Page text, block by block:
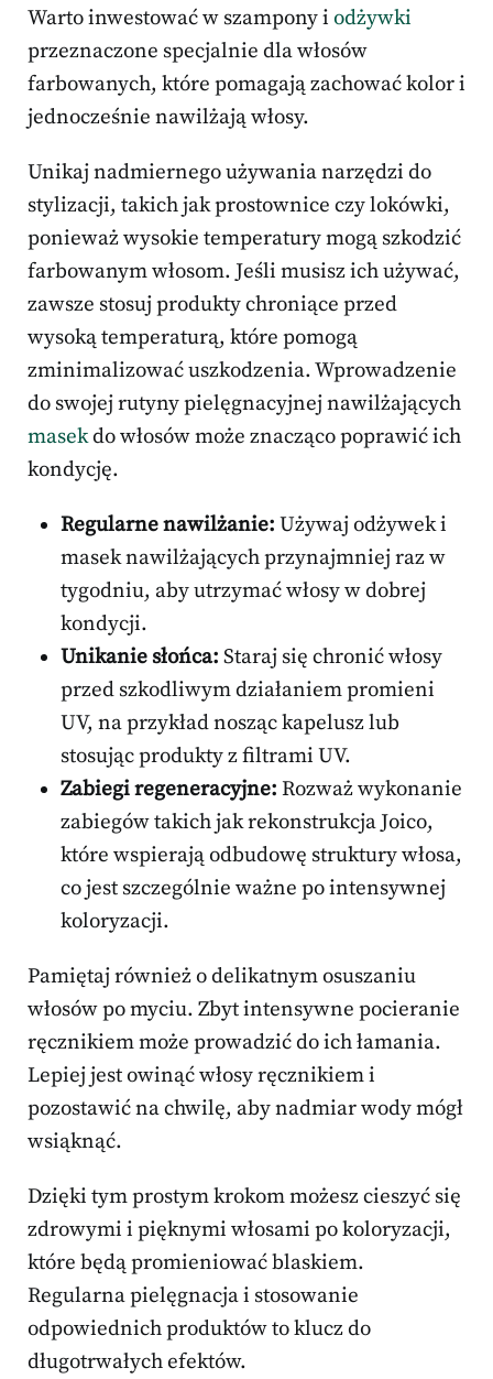
Warto inwestować w szampony i odżywki
przeznaczone specjalnie dla włosów
farbowanych, które pomagają zachować kolor i
jednocześnie nawilżają włosy.
Unikaj nadmiernego używania narzędzi do
stylizacji, takich jak prostownice czy lokówki,
ponieważ wysokie temperatury mogą szkodzić
farbowanym włosom. Jeśli musisz ich używać,
zawsze stosuj produkty chroniące przed
wysoką temperaturą, które pomogą
zminimalizować uszkodzenia. Wprowadzenie
do swojej rutyny pielęgnacyjnej nawilżających
masekdo włosów może znacząco poprawić ich
kondycję.
Regularne nawilżanie: Używaj odżywek i
masek nawilżających przynajmniej raz w
tygodniu, aby utrzymać włosy w dobrej
kondycji.
Unikanie słońca: Staraj się chronić włosy
przed szkodliwym działaniem promieni
UV, na przykład nosząc kapelusz lub
stosując produkty z filtrami UV.
Zabiegi regeneracyjne: Rozważ wykonanie
zabiegów takich jak rekonstrukcja Joico,
które wspierają odbudowę struktury włosa,
co jest szczególnie ważne po intensywnej
koloryzacji.
Pamiętaj również o delikatnym osuszaniu
włosów po myciu. Zbyt intensywne pocieranie
ręcznikiem może prowadzić do ich łamania.
Lepiej jest owinąć włosy ręcznikiem i
pozostawić na chwilę, aby nadmiar wody mógł
wsiąknąć.
Dzięki tym prostym krokom możesz cieszyć się
zdrowymi i pięknymi włosami po koloryzacji,
które będą promieniować blaskiem.
Regularna pielęgnacja i stosowanie
odpowiednich produktów to klucz do
długotrwałych efektów.